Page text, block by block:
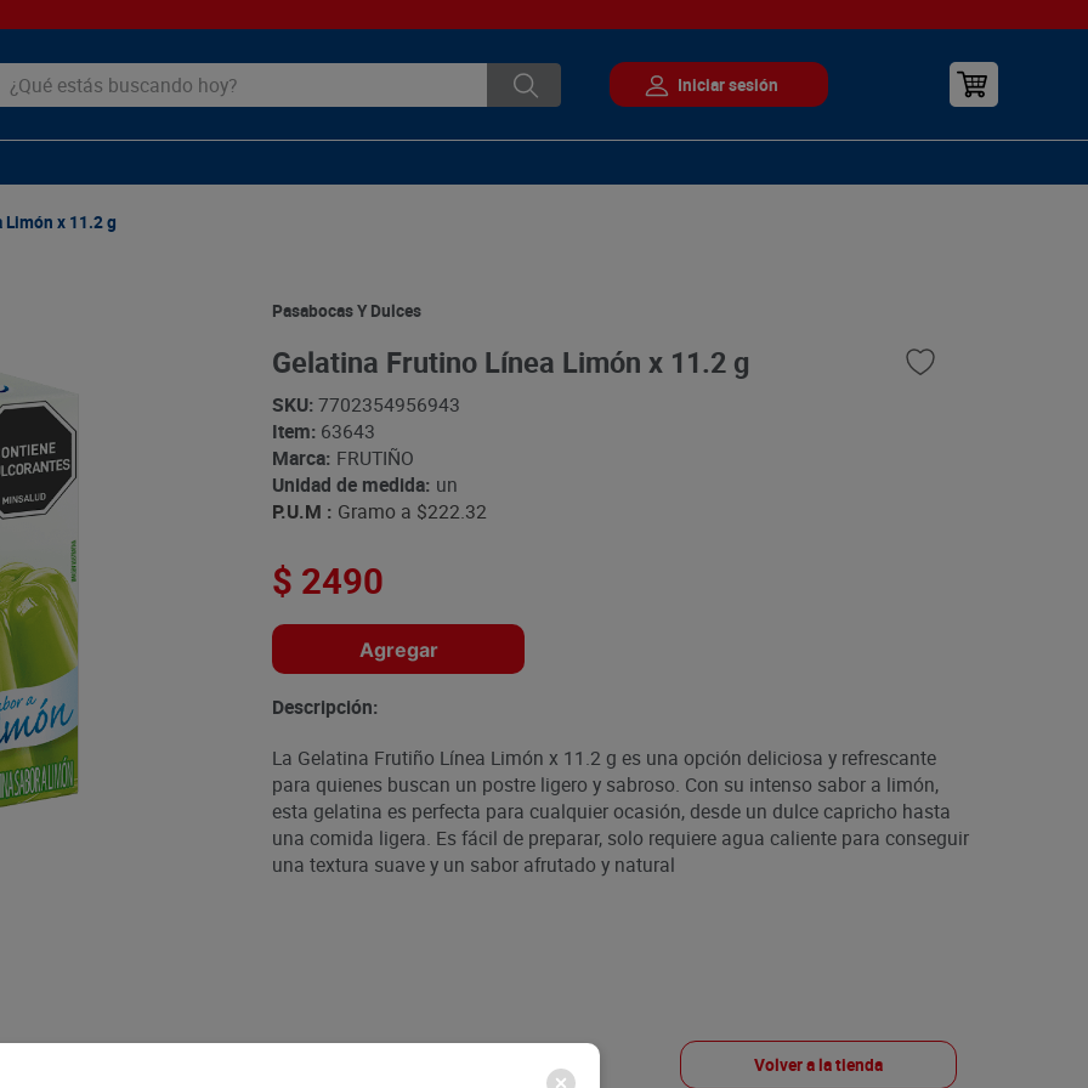
estás buscando hoy?
Limón x 11.2 g
Pasabocas Y Dulces
Gelatina Frutino Línea Limón x 11.2 g
SKU: 7702354956943
Item: 63643
Marca: FRUTIÑO
Unidad de medida: un
P.U.M : Gramo a $222.32
$ 2490
Agregar
Descripción:
La Gelatina Frutiño Línea Limón x 11.2 g es una opción deliciosa y refrescante
para quienes buscan un postre ligero y sabroso. Con su intenso sabor a limón,
esta gelatina es perfecta para cualquier ocasión, desde un dulce capricho hasta
una comida ligera. Es fácil de preparar, solo requiere agua caliente para conseguir
una textura suave y un sabor afrutado y natural
Volver a la tienda